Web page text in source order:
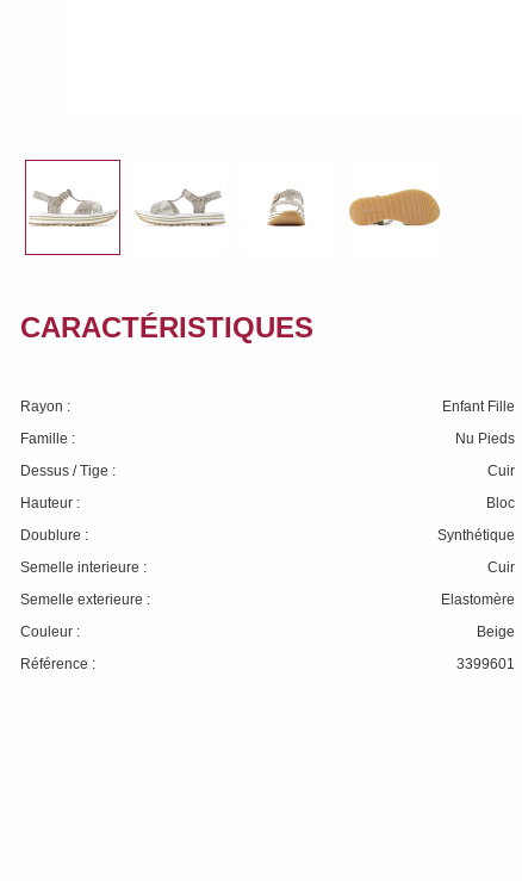
CARACTÉRISTIQUES
Rayon :
Enfant Fille
Famille :
Nu Pieds
Dessus / Tige :
Cuir
Hauteur :
Bloc
Doublure :
Synthétique
Semelle interieure :
Cuir
Semelle exterieure :
Elastomère
Couleur :
Beige
Référence :
3399601